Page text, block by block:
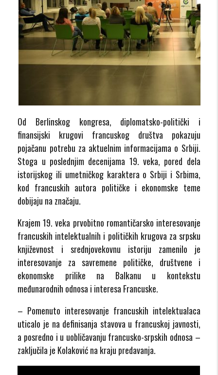
Od Berlinskog kongresa, diplomatsko-politički i
finansijski krugovi francuskog društva pokazuju
pojačanu potrebu za aktuelnim informacijama o Srbiji.
Stoga u poslednjim decenijama 19. veka, pored dela
istorijskog ili umetničkog karaktera o Srbiji i Srbima,
kod francuskih autora političke i ekonomske teme
dobijaju na značaju.
Krajem 19. veka prvobitno romantičarsko interesovanje
francuskih intelektualnih i političkih krugova za srpsku
književnost i srednjovekovnu istoriju zamenilo je
interesovanje za savremene političke, društvene i
ekonomske prilike na Balkanu u kontekstu
međunarodnih odnosa i interesa Francuske.
– Pomenuto interesovanje francuskih intelektualaca
uticalo je na definisanja stavova u francuskoj javnosti,
a posredno i u uobličavanju francusko-srpskih odnosa –
zaključila je Kolaković na kraju predavanja.